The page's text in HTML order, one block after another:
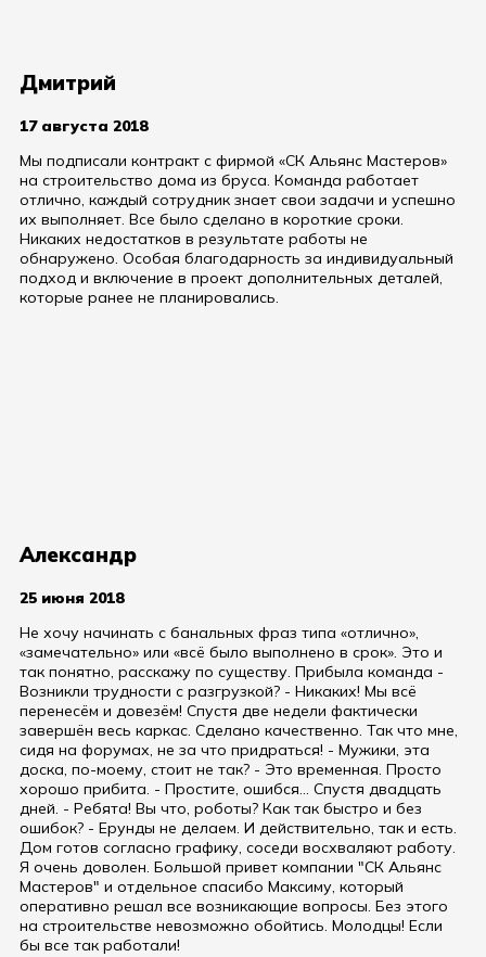
Дмитрий
17 августа 2018
Мы подписали контракт с фирмой «СК Альянс Мастеров»
на строительство дома из бруса. Команда работает
отлично, каждый сотрудник знает свои задачи и успешно
их выполняет. Все было сделано в короткие сроки.
Никаких недостатков в результате работы не
обнаружено. Особая благодарность за индивидуальный
подход и включение в проект дополнительных деталей,
которые ранее не планировались.
Александр
25 июня 2018
Не хочу начинать с банальных фраз типа «отлично»,
«замечательно» или «всё было выполнено в срок». Это и
так понятно, расскажу по существу. Прибыла команда -
Возникли трудности с разгрузкой? - Никаких! Мы всё
перенесём и довезём! Спустя две недели фактически
завершён весь каркас. Сделано качественно. Так что мне,
сидя на форумах, не за что придраться! - Мужики, эта
доска, по-моему, стоит не так? - Это временная. Просто
хорошо прибита. - Простите, ошибся... Спустя двадцать
дней. - Ребята! Вы что, роботы? Как так быстро и без
ошибок? - Ерунды не делаем. И действительно, так и есть.
Дом готов согласно графику, соседи восхваляют работу.
Я очень доволен. Большой привет компании "СК Альянс
Мастеров" и отдельное спасибо Максиму, который
оперативно решал все возникающие вопросы. Без этого
на строительстве невозможно обойтись. Молодцы! Если
бы все так работали!